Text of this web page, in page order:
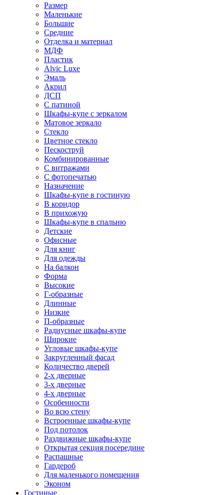
Размер
Маленькие
Большие
Средние
Отделка и материал
МДФ
Пластик
Alvic Luxe
Эмаль
Акрил
ДСП
С патиной
Шкафы-купе с зеркалом
Матовое зеркало
Стекло
Цветное стекло
Пескоструй
Комбинированные
С витражами
С фотопечатью
Назначение
Шкафы-купе в гостиную
В коридор
В прихожую
Шкафы-купе в спальню
Детские
Офисные
Для книг
Для одежды
На балкон
Форма
Высокие
Г-образные
Длинные
Низкие
П-образные
Радиусные шкафы-купе
Широкие
Угловые шкафы-купе
Закругленный фасад
Количество дверей
2-х дверные
3-х дверные
4-х дверные
Особенности
Во всю стену
Встроенные шкафы-купе
Под потолок
Раздвижные шкафы-купе
Открытая секция посередине
Распашные
Гардероб
Для маленького помещения
Эконом
Гостиные